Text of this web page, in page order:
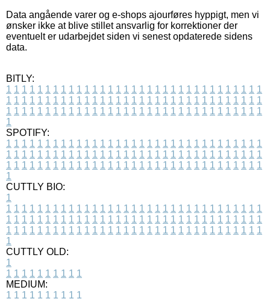
Data angående varer og e-shops ajourføres hyppigt, men vi
ønsker ikke at blive stillet ansvarlig for korrektioner der
eventuelt er udarbejdet siden vi senest opdaterede sidens
data.
BITLY:
1 1 1 1 1 1 1 1 1 1 1 1 1 1 1 1 1 1 1 1 1 1 1 1 1 1 1 1 1 1 1 1 1
1 1 1 1 1 1 1 1 1 1 1 1 1 1 1 1 1 1 1 1 1 1 1 1 1 1 1 1 1 1 1 1 1
1 1 1 1 1 1 1 1 1 1 1 1 1 1 1 1 1 1 1 1 1 1 1 1 1 1 1 1 1 1 1 1 1
1
SPOTIFY:
1 1 1 1 1 1 1 1 1 1 1 1 1 1 1 1 1 1 1 1 1 1 1 1 1 1 1 1 1 1 1 1 1
1 1 1 1 1 1 1 1 1 1 1 1 1 1 1 1 1 1 1 1 1 1 1 1 1 1 1 1 1 1 1 1 1
1 1 1 1 1 1 1 1 1 1 1 1 1 1 1 1 1 1 1 1 1 1 1 1 1 1 1 1 1 1 1 1 1
1
CUTTLY BIO:
1
1 1 1 1 1 1 1 1 1 1 1 1 1 1 1 1 1 1 1 1 1 1 1 1 1 1 1 1 1 1 1 1 1
1 1 1 1 1 1 1 1 1 1 1 1 1 1 1 1 1 1 1 1 1 1 1 1 1 1 1 1 1 1 1 1 1
1 1 1 1 1 1 1 1 1 1 1 1 1 1 1 1 1 1 1 1 1 1 1 1 1 1 1 1 1 1 1 1 1
1
CUTTLY OLD:
1
1 1 1 1 1 1 1 1 1 1
MEDIUM:
1 1 1 1 1 1 1 1 1 1